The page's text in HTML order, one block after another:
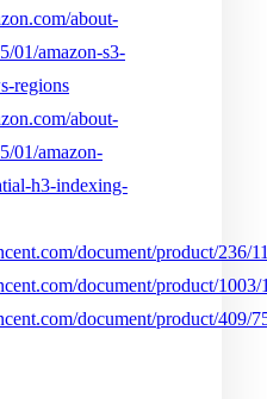
about-
01/amazon-s3-
regions
about-
01/amazon-
h3-indexing-
document/product/236/
document/product/1003/
document/product/409/